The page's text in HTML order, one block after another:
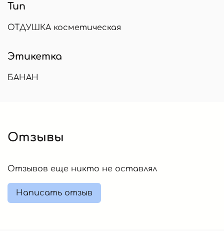
Тип
ОТДУШКА косметическая
Этикетка
БАНАН
Отзывы
Отзывов еще никто не оставлял
Написать отзыв